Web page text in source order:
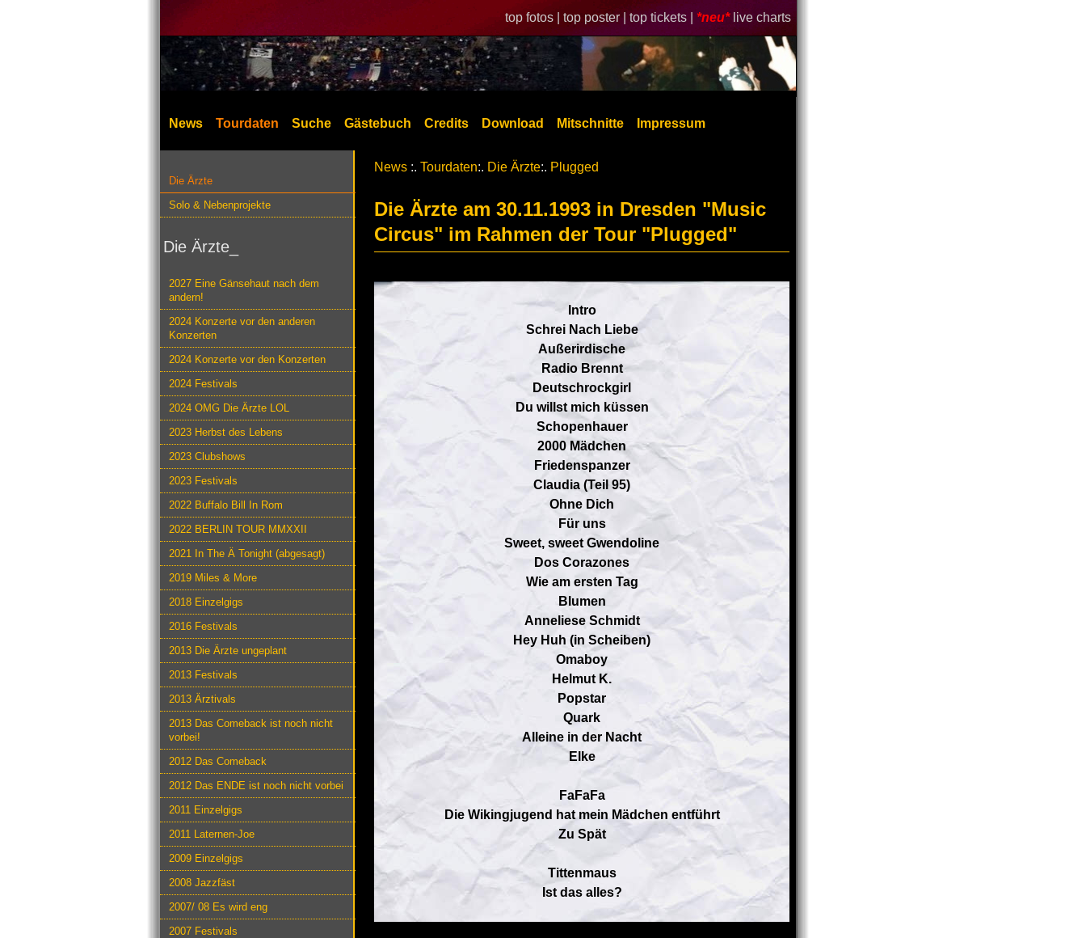
top fotos | top poster | top tickets | *neu* live charts
News Tourdaten Suche Gästebuch Credits Download Mitschnitte Impressum
Die Ärzte
Solo & Nebenprojekte
Die Ärzte_
2027 Eine Gänsehaut nach dem
andern!
2024 Konzerte vor den anderen
Konzerten
2024 Konzerte vor den Konzerten
2024 Festivals
2024 OMG Die Ärzte LOL
2023 Herbst des Lebens
2023 Clubshows
2023 Festivals
2022 Buffalo Bill In Rom
2022 BERLIN TOUR MMXXII
2021 In The Ä Tonight (abgesagt)
2019 Miles & More
2018 Einzelgigs
2016 Festivals
2013 Die Ärzte ungeplant
2013 Festivals
2013 Ärztivals
2013 Das Comeback ist noch nicht
vorbei!
2012 Das Comeback
2012 Das ENDE ist noch nicht vorbei
2011 Einzelgigs
2011 Laternen-Joe
2009 Einzelgigs
2008 Jazzfäst
2007/ 08 Es wird eng
2007 Festivals
News :. Tourdaten:. Die Ärzte:. Plugged
Die Ärzte am 30.11.1993 in Dresden "Music
Circus" im Rahmen der Tour "Plugged"
Intro
Schrei Nach Liebe
Außerirdische
Radio Brennt
Deutschrockgirl
Du willst mich küssen
Schopenhauer
2000 Mädchen
Friedenspanzer
Claudia (Teil 95)
Ohne Dich
Für uns
Sweet, sweet Gwendoline
Dos Corazones
Wie am ersten Tag
Blumen
Anneliese Schmidt
Hey Huh (in Scheiben)
Omaboy
Helmut K.
Popstar
Quark
Alleine in der Nacht
Elke
FaFaFa
Die Wikingjugend hat mein Mädchen entführt
Zu Spät
Tittenmaus
Ist das alles?